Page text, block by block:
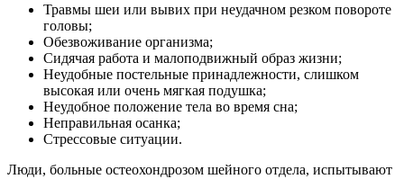
Травмы шеи или вывих при неудачном резком повороте
головы;
Обезвоживание организма;
Сидячая работа и малоподвижный образ жизни;
Неудобные постельные принадлежности, слишком
высокая или очень мягкая подушка;
Неудобное положение тела во время сна;
Неправильная осанка;
Стрессовые ситуации.
Люди, больные остеохондрозом шейного отдела, испытывают